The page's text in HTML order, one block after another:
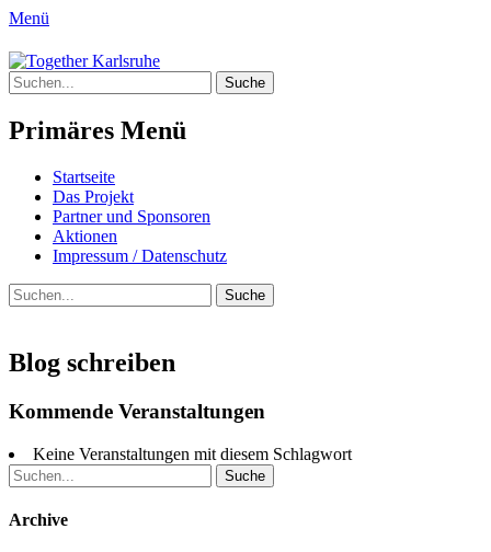
Menü
Together Karlsruhe
Integration von jungen Menschen mit
Fluchterfahrung und
Migrationshintergrund
Suche
nach:
Primäres Menü
Springe
zum
Inhalt
Startseite
Das Projekt
Partner und Sponsoren
Aktionen
Impressum / Datenschutz
Suchen
Suche
nach:
Blog schreiben
Kommende Veranstaltungen
Keine Veranstaltungen mit diesem Schlagwort
Suche
nach:
Archive